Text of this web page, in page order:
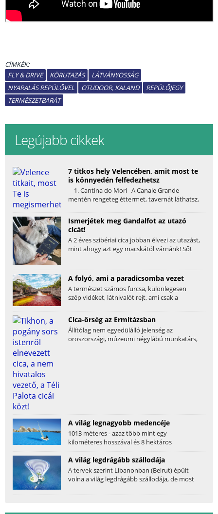
CÍMKÉK:
FLY & DRIVE
KÖRUTAZÁS
LÁTVÁNYOSSÁG
NYARALÁS REPÜLŐVEL
OTUDOOR, KALAND
REPÜLŐJEGY
TERMÉSZETBARÁT
Legújabb cikkek
7 titkos hely Velencében, amit most te
is könnyedén felfedezhetsz
1. Cantina do Mori A Canale Grande
mentén rengeteg éttermet, tavernát láthatsz,
Ismerjétek meg Gandalfot az utazó
cicát!
A 2 éves szibériai cica jobban élvezi az utazást,
mint ahogy azt egy macskától várnánk! Sőt
A folyó, ami a paradicsomba vezet
A természet számos furcsa, különlegesen
szép vidéket, látnivalót rejt, ami csak a
Cica-őrség az Ermitázsban
Állítólag nem egyedülálló jelenség az
oroszországi, múzeumi négylábú munkatárs,
A világ legnagyobb medencéje
1013 méteres - azaz több mint egy
kilométeres hosszával és 8 hektáros
A világ legdrágább szállodája
A tervek szerint Libanonban (Beirut) épült
volna a világ legdrágább szállodája, de most